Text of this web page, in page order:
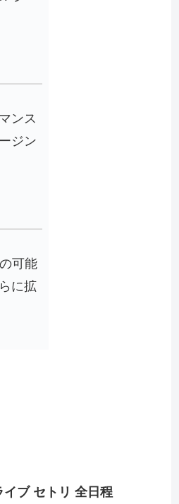
ンス
ジン
可能
に拡
ブ セトリ 全日程